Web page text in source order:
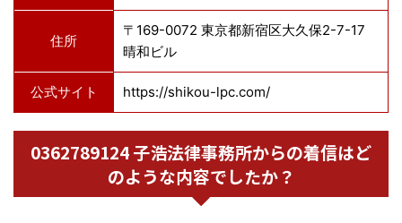
住所
〒169-0072 東京都新宿区大久保2-7-17
晴和ビル
公式サイト https://shikou-lpc.com/
0362789124 子浩法律事務所からの着信はど
のような内容でしたか？